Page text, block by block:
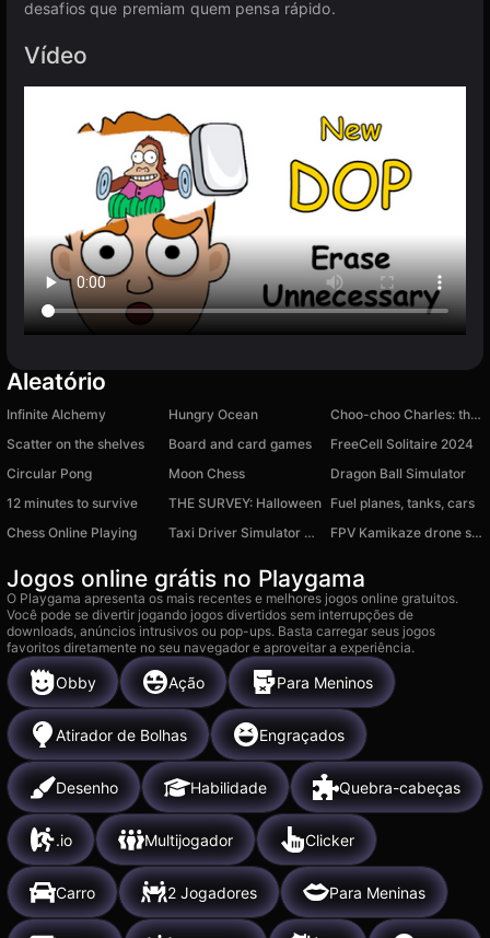
desafios que premiam quem pensa rápido.
Vídeo
Aleatório
Infinite Alchemy Hungry Ocean
Choo-choo Charles: the last fight
Scatter on the shelves
Board and card games
FreeCell Solitaire 2024
Circular Pong
Moon Chess
Dragon Ball Simulator
12 minutes to survive
THE SURVEY: Halloween Fuel planes, tanks, cars
Chess Online Playing
Taxi Driver Simulator 3D FPV Kamikaze drone simulator
Jogos online grátis no Playgama
O Playgama apresenta os mais recentes e melhores jogos online gratuitos.
Você pode se divertir jogando jogos divertidos sem interrupções de
downloads, anúncios intrusivos ou pop-ups. Basta carregar seus jogos
favoritos diretamente no seu navegador e aproveitar a experiência.
Obby Ação Para Meninos
Atirador de Bolhas Engraçados
Desenho Habilidade Quebra-cabeças
.io Multijogador Clicker
Carro 2 Jogadores Para Meninas